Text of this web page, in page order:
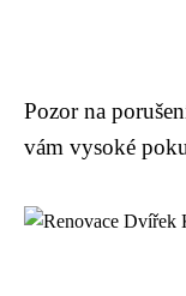
Pozor na
vám vysoké